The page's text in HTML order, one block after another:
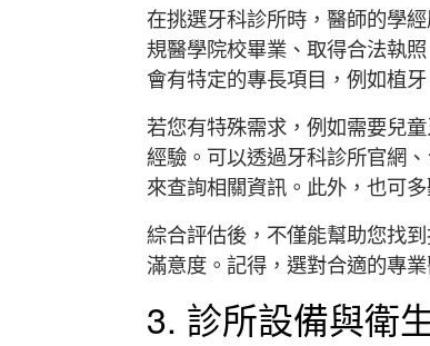
在挑選牙科診所時，醫師的學
規醫學院校畢業、取得合法執
會有特定的專長項目，例如植
若您有特殊需求，例如需要兒
經驗。可以透過牙科診所官網
來查詢相關資訊。此外，也可
綜合評估後，不僅能幫助您找
滿意度。記得，選對合適的專
3. 診所設備與衛